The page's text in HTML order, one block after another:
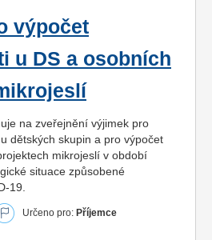
výpočet
u DS a osobních
na zveřejnění výjimek pro
dětských skupin a pro výpočet
mikrojeslí v období
situace způsobené
19.
Určeno pro: Příjemce